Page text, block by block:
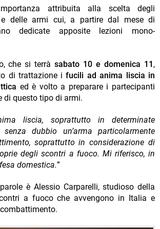
attribuita alla scelta degli
e delle armi cui, a partire dal mese di
dedicate apposite lezioni mono-
che si terrà sabato 10 e domenica 11 ,
di trattazione i fucili ad anima liscia in
ed è volto a preparare i partecipanti
di questo tipo di armi.
liscia, soprattutto in determinate
dubbio un’arma particolarmente
soprattutto in considerazione di
degli scontri a fuoco. Mi riferisco, in
domestica.”
è Alessio Carparelli, studioso della
a fuoco che avvengono in Italia e